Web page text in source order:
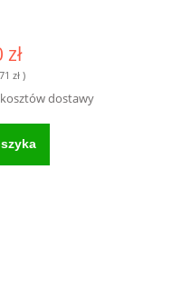
zł)
kosztów dostawy